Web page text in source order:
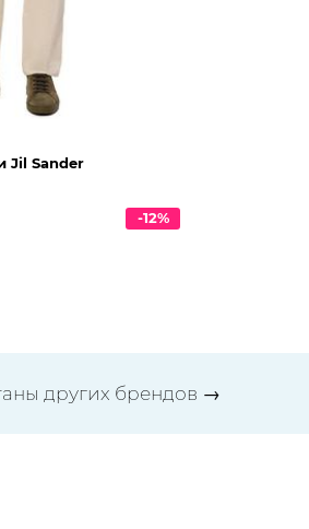
Jil Sander
-12%
других брендов →